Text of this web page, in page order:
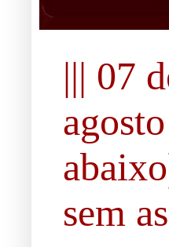
||| 07
sem